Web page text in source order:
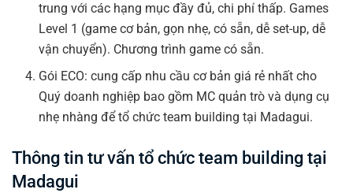
trung với các hạng mục đầy đủ, chi phí thấp. Games
Level 1 (game cơ bản, gọn nhẹ, có sẵn, dễ set-up, dễ
vận chuyển). Chương trình game có sẵn.
Gói ECO: cung cấp nhu cầu cơ bản giá rẻ nhất cho
Quý doanh nghiệp bao gồm MC quản trò và dụng cụ
nhẹ nhàng để tổ chức team building tại Madagui.
Thông tin tư vấn tổ chức team building tại
Madagui